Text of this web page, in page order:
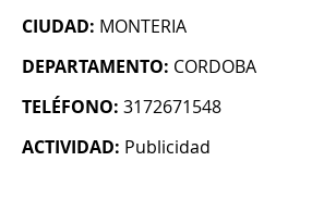
CIUDAD: MONTERIA
DEPARTAMENTO: CORDOBA
TELÉFONO: 3172671548
ACTIVIDAD: Publicidad